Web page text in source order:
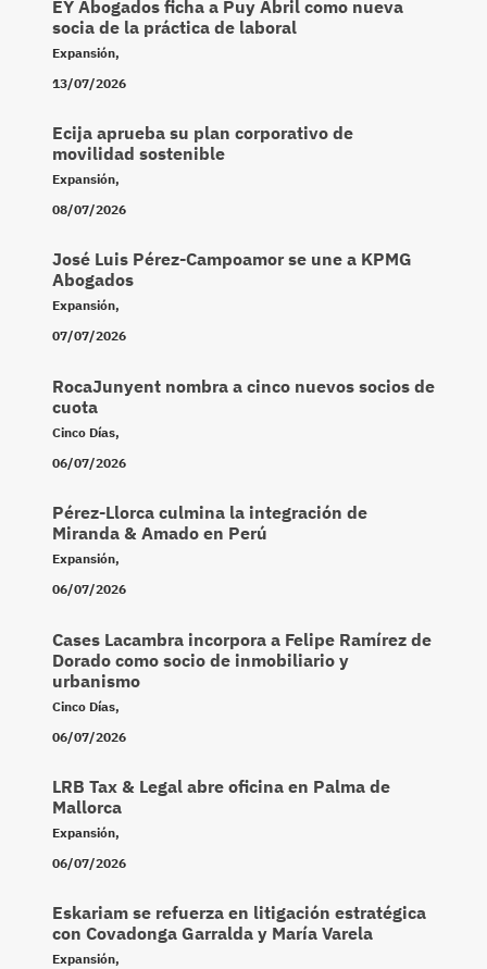
EY Abogados ficha a Puy Abril como nueva
socia de la práctica de laboral
Expansión,
13/07/2026
Ecija aprueba su plan corporativo de
movilidad sostenible
Expansión,
08/07/2026
José Luis Pérez-Campoamor se une a KPMG
Abogados
Expansión,
07/07/2026
RocaJunyent nombra a cinco nuevos socios de
cuota
Cinco Días,
06/07/2026
Pérez-Llorca culmina la integración de
Miranda & Amado en Perú
Expansión,
06/07/2026
Cases Lacambra incorpora a Felipe Ramírez de
Dorado como socio de inmobiliario y
urbanismo
Cinco Días,
06/07/2026
LRB Tax & Legal abre oficina en Palma de
Mallorca
Expansión,
06/07/2026
Eskariam se refuerza en litigación estratégica
con Covadonga Garralda y María Varela
Expansión,